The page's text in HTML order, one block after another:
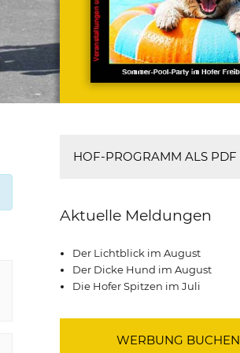
HOF-PROGRAMM ALS PDF
Aktuelle Meldungen
Der Lichtblick im August
Der Dicke Hund im August
Die Hofer Spitzen im Juli
WERBUNG BUCHEN